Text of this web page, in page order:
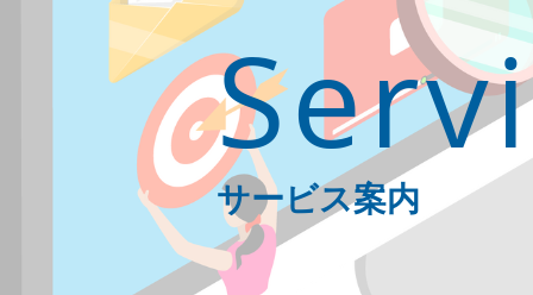
​サービス案内